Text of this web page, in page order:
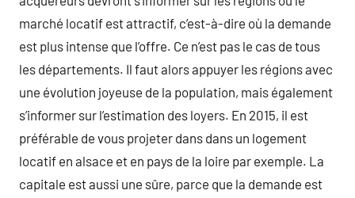
marché locatif est attractif, c’est-à-dire où la demande
est plus intense que l’offre. Ce n’est pas le cas de tous
les départements. Il faut alors appuyer les régions avec
une évolution joyeuse de la population, mais également
s’informer sur l’estimation des loyers. En 2015, il est
préférable de vous projeter dans dans un logement
locatif en alsace et en pays de la loire par exemple. La
capitale est aussi une sûre, parce que la demande est